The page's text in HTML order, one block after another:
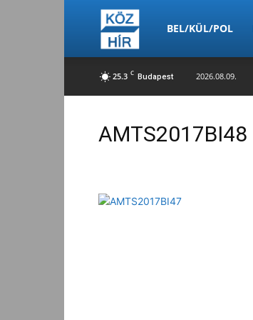
Köz-
Hír
BEL/KÜL/POL
25.3 C Budapest 2026.08.09.
AMTS2017BI48